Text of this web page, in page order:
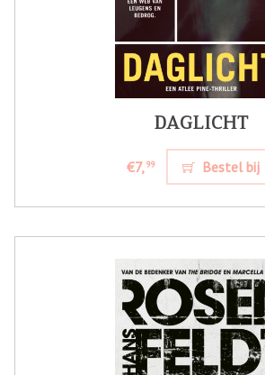
DAGLICHT
€7,99 Bestel bij